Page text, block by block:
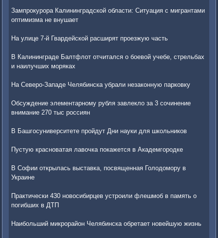
Зампрокурора Калининградской области: Ситуация с мигрантами
оптимизма не внушает­­­­­­
На улице 7-й Гвардейской расширят проезжую часть
В Калининграде Балтфлот отчитался о боевой учебе, стрельбах
и наилучших моряках
На Северо-Западе Челябинска убрали незаконную парковку
Обсуждение элементарному рубля завлекло за 3 сочинение
внимание 270 тыс россиян
В Башгосуниверситете пройдут Дни науки для школьников
Пустую красноватая лавочка покажется в Академгородке
В Софии открылась выставка, посвященная Голодомору в
Украине
Практически 430 новосибирцев устроили флешмоб в память о
погибших в ДТП
Наибольший микрорайон Челябинска обретает новейшую жизнь